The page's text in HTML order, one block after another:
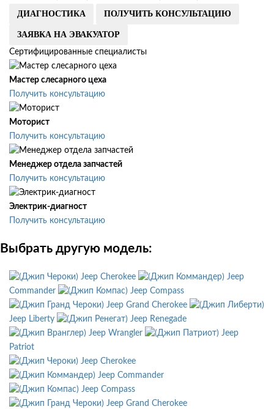
ДИАГНОСТИКА ПОЛУЧИТЬ КОНСУЛЬТАЦИЮ
ЗАЯВКА НА ЭВАКУАТОР
Сертифицированные специалисты
Мастер слесарного цеха
Получить консультацию
Моторист
Получить консультацию
Менеджер отдела запчастей
Получить консультацию
Электрик-диагност
Получить консультацию
Выбрать другую модель:
Jeep Cherokee
Jeep
Commander
Jeep Compass
Jeep Grand Cherokee
Jeep Liberty
Jeep Renegade
Jeep Wrangler
Jeep
Patriot
Jeep Cherokee
Jeep Commander
Jeep Compass
Jeep Grand Cherokee